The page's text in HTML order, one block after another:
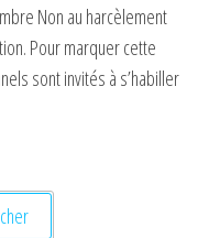
Non au harcèlement
Pour marquer cette
sont invités à s’habiller